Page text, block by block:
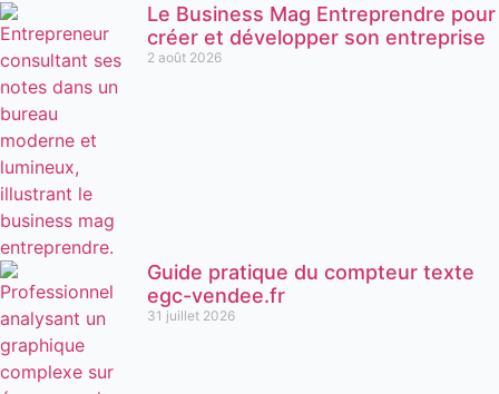
Le Business Mag Entreprendre pour
créer et développer son entreprise
2 août 2026
Guide pratique du compteur texte
egc-vendee.fr
31 juillet 2026